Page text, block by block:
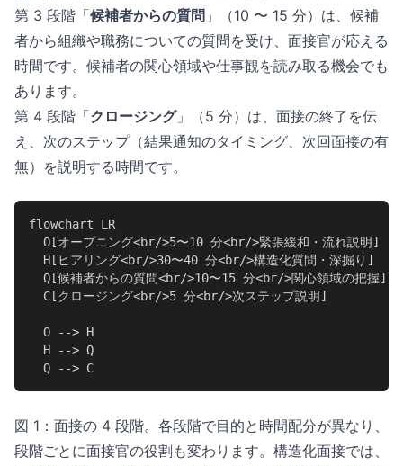
第 3 段階「候補者からの質問 」（10 〜 15 分）は、候補
者から組織や職務についての質問を受け、面接官が応える
時間です。候補者の関心領域や仕事観を読み取る機会でも
あります。
第 4 段階「クロージング」（5 分）は、面接の終了を伝
え、次のステップ（結果通知のタイミング、次回面接の有
無）を説明する時間です。
flowchart LR
  O[オープニング<br/>5〜10 分<br/>緊張緩和・流れ説明]
  H[ヒアリング<br/>30〜40 分<br/>構造化質問・深掘り]
  Q[候補者からの質問<br/>10〜15 分<br/>関心領域の把握]
  C[クロージング<br/>5 分<br/>次ステップ説明]
  O --> H
  H --> Q
  Q --> C
図 1：面接の 4 段階。各段階で目的と時間配分が異なり、
段階ごとに面接官の役割も変わります。構造化面接では、